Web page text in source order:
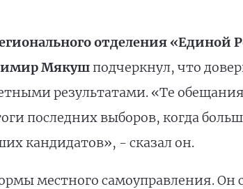
отделения «Единой
Мякушподчеркнул, что
результатами. «Те
последних выборов, когда
кандидатов», - сказал он.
местного самоуправления. Он